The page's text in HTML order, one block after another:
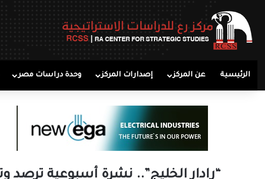
الرئيسية عن المركز إصدارات المركز وحدة دراسات مصر
“رادار الخليج”.. نشرة أسبوعية ترصد